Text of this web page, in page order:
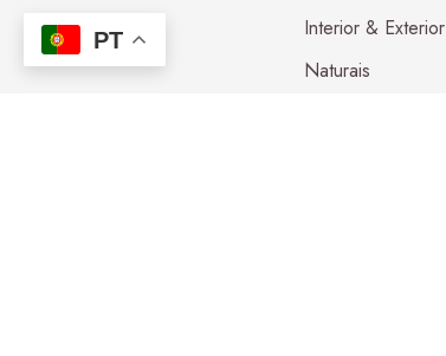
PT
Contactos
Interior & Exterior
Naturais